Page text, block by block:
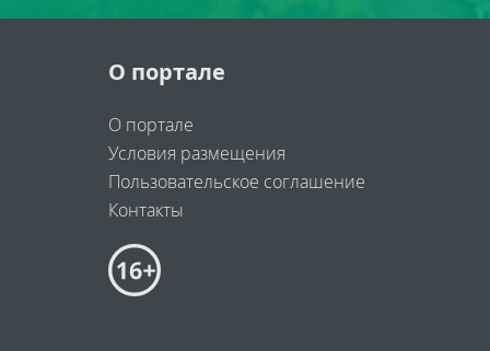
О портале
О портале
Условия размещения
Пользовательское соглашение
Контакты